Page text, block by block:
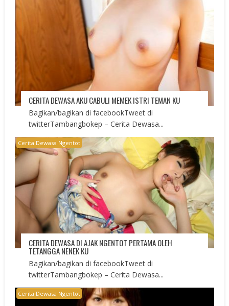
CERITA DEWASA AKU CABULI MEMEK ISTRI TEMAN KU
Bagikan/bagikan di facebookTweet di
twitterTambangbokep – Cerita Dewasa...
Cerita Dewasa Ngentot
CERITA DEWASA DI AJAK NGENTOT PERTAMA OLEH
TETANGGA NENEK KU
Bagikan/bagikan di facebookTweet di
twitterTambangbokep – Cerita Dewasa...
Cerita Dewasa Ngentot